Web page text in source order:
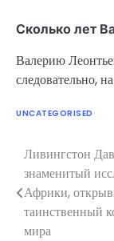
Сколько лет
Валерию
следовательно,
UNCATEGORISED
по
записям
Ливингстон
знаменитый
Африки,
таинственный
мира